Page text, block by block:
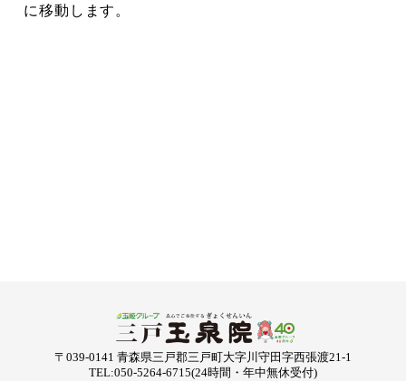
に移動します。
〒039-0141 青森県三戸郡三戸町大字川守田字西張渡21-1
TEL:050-5264-6715(24時間・年中無休受付)